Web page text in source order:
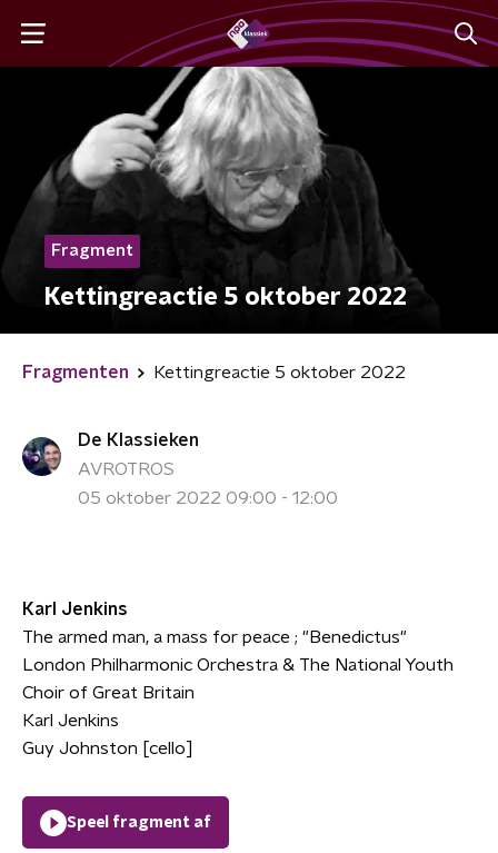
Fragment
Kettingreactie 5 oktober 2022
Fragmenten Kettingreactie 5 oktober 2022
De Klassieken
AVROTROS
05 oktober 2022 09:00 - 12:00
Karl Jenkins
The armed man, a mass for peace ; "Benedictus"
London Philharmonic Orchestra & The National Youth
Choir of Great Britain
Karl Jenkins
Guy Johnston [cello]
Speel fragment af